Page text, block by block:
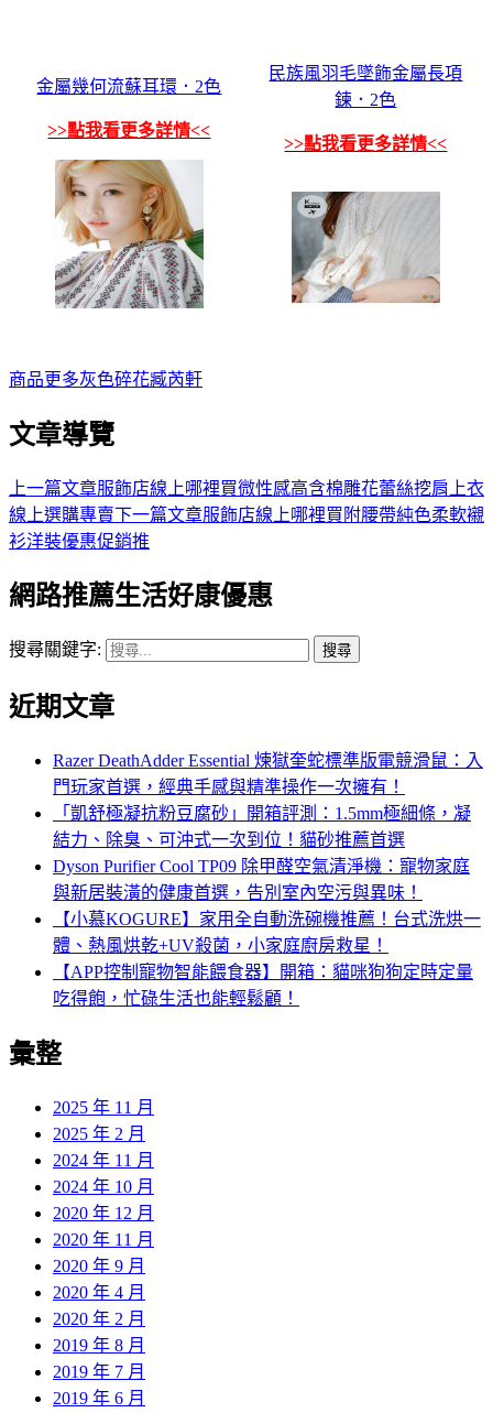
金屬幾何流蘇耳環．2色
>>點我看更多詳情<<
民族風羽毛墜飾金屬長項
鍊．2色
>>點我看更多詳情<<
商品更多灰色碎花臧芮軒
文章導覽
上一篇文章服飾店線上哪裡買微性感高含棉雕花蕾絲挖肩上衣
線上選購專賣下一篇文章服飾店線上哪裡買附腰帶純色柔軟襯
衫洋裝優惠促銷推
網路推薦生活好康優惠
搜尋關鍵字:
近期文章
Razer DeathAdder Essential 煉獄奎蛇標準版電競滑鼠：入
門玩家首選，經典手感與精準操作一次擁有！
「凱舒極凝抗粉豆腐砂」開箱評測：1.5mm極細條，凝
結力、除臭、可沖式一次到位！貓砂推薦首選
Dyson Purifier Cool TP09 除甲醛空氣清淨機：寵物家庭
與新居裝潢的健康首選，告別室內空污與異味！
【小慕KOGURE】家用全自動洗碗機推薦！台式洗烘一
體、熱風烘乾+UV殺菌，小家庭廚房救星！
【APP控制寵物智能餵食器】開箱：貓咪狗狗定時定量
吃得飽，忙碌生活也能輕鬆顧！
彙整
2025 年 11 月
2025 年 2 月
2024 年 11 月
2024 年 10 月
2020 年 12 月
2020 年 11 月
2020 年 9 月
2020 年 4 月
2020 年 2 月
2019 年 8 月
2019 年 7 月
2019 年 6 月